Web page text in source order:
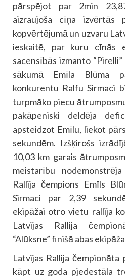
pārspējot par 2min
aizraujoša cīņa
kopvērtējumā un uzvaru
ieskaitē, par kuru cīnās
sacensībās izmanto
sākumā Emīla Blūma
konkurentu Ralfu Sirmaci
turpmāko piecu
pakāpeniski deldēja
apsteidzot Emīlu, liekot
sekundēm. Izšķirošs
10,03 km garais
meistarību
Rallija čempions Emīls
Sirmaci par 2,39
ekipāžai otro vietu rallija
Latvijas Rallija
“Alūksne” finišā abas
Latvijas Rallija čempionāta
kāpt uz goda pjedestāla